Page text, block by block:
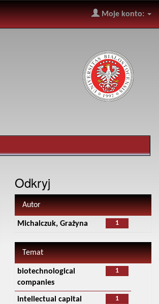
Moje konto:
Odkryj
Autor
1
Michalczuk, Grażyna
Temat
1
biotechnological
companies
1
intellectual capital